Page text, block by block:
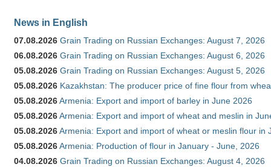
News in English
07.08.2026 Grain Trading on Russian Exchanges: August 7, 2026
06.08.2026 Grain Trading on Russian Exchanges: August 6, 2026
05.08.2026 Grain Trading on Russian Exchanges: August 5, 2026
05.08.2026 Kazakhstan: The producer price of fine flour from
05.08.2026Armenia: Export and import of barley in June 2026
05.08.2026Armenia: Export and import of wheat and meslin in
05.08.2026Armenia: Export and import of wheat or meslin flour in
05.08.2026Armenia: Production of flour in January - June, 2026
04.08.2026 Grain Trading on Russian Exchanges: August 4, 2026